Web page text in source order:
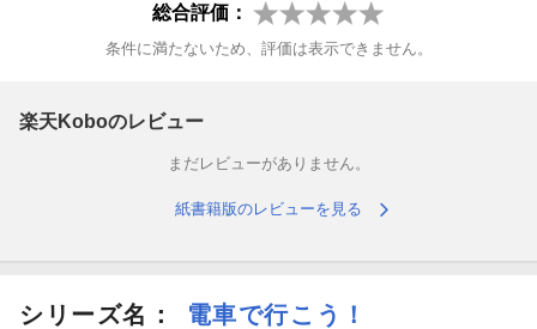
総合評価：
条件に満たないため、評価は表示できません。
楽天Koboのレビュー
まだレビューがありません。
紙書籍版のレビューを見る
シリーズ名： 電車で行こう！